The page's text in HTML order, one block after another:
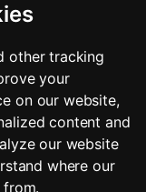
other tracking
your
on our website,
content and
our website
where our
КНОПКА